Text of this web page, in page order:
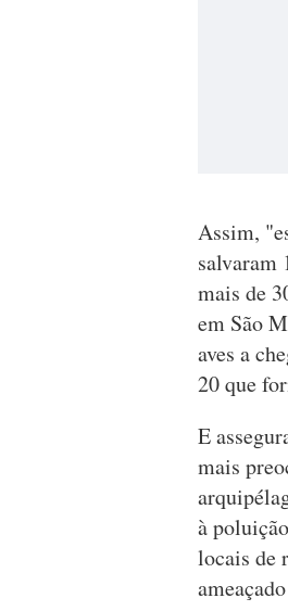
Assim,
salvaram
mais de
em São
aves a
20 que
E
mais
à
locais de